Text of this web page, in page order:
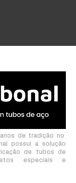
de tradição no
possui a solução
de tubos de
especiais e